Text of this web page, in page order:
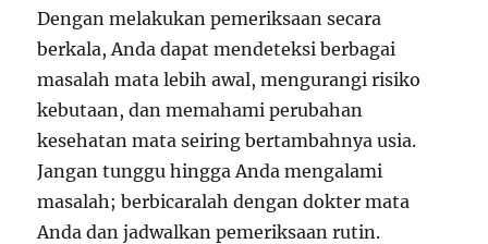
Dengan melakukan pemeriksaan secara
berkala, Anda dapat mendeteksi berbagai
masalah mata lebih awal, mengurangi risiko
kebutaan, dan memahami perubahan
kesehatan mata seiring bertambahnya usia.
Jangan tunggu hingga Anda mengalami
masalah; berbicaralah dengan dokter mata
Anda dan jadwalkan pemeriksaan rutin.